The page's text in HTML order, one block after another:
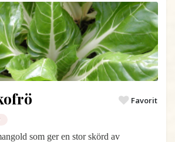
Favorit
som ger en stor skörd av